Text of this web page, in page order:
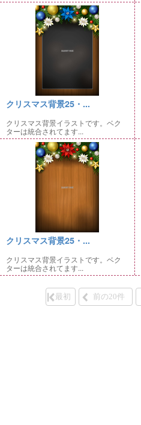
クリスマス背景25・...
クリスマス背景イラストです。ベク
ターは統合されてます...
クリスマス背景25・...
クリスマス背景イラストです。ベク
ターは統合されてます...
最初 前の20件